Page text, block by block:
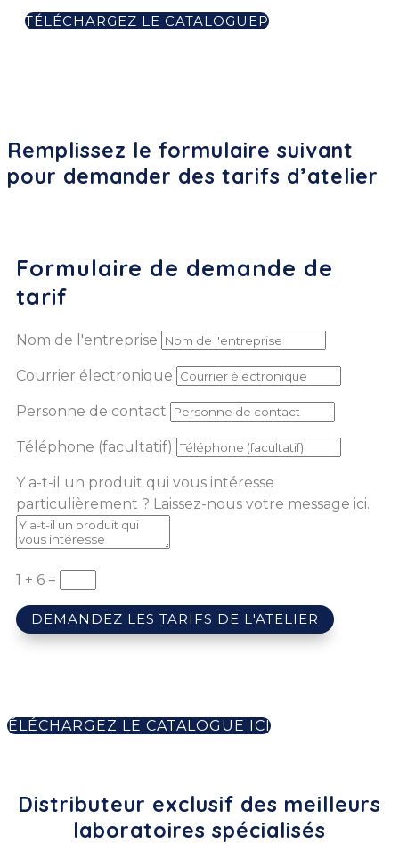
TÉLÉCHARGEZ LE CATALOGUE
Remplissez le formulaire suivant
pour demander des tarifs d’atelier
Formulaire de demande de
tarif
Nom de l'entreprise
Courrier électronique
Personne de contact
Téléphone (facultatif)
Y a-t-il un produit qui vous intéresse
particulièrement ? Laissez-nous votre message ici.
1 + 6 =
DEMANDEZ LES TARIFS DE L'ATELIER
LE CATALOGUE ICI
Distributeur exclusif des meilleurs
laboratoires spécialisés